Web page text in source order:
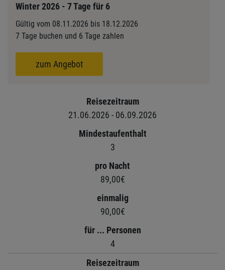
Winter 2026 - 7 Tage für 6
Gültig vom 08.11.2026 bis 18.12.2026
7 Tage buchen und 6 Tage zahlen
zum Angebot
Reisezeitraum
21.06.2026 - 06.09.2026
Mindestaufenthalt
3
pro Nacht
89,00€
einmalig
90,00€
für ... Personen
4
Reisezeitraum